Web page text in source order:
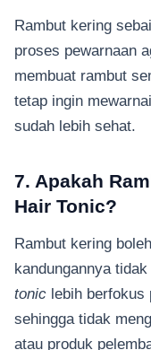
Rambut kering
proses pewarnaan
membuat rambut
tetap ingin
sudah lebih sehat.
7. Apakah
Hair Tonic?
Rambut kering
kandungannya
tonic lebih berfokus
sehingga tidak
atau produk